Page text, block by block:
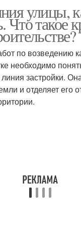
улицы,
Что такое
по возведению
необходимо
застройки.
и отделяет его